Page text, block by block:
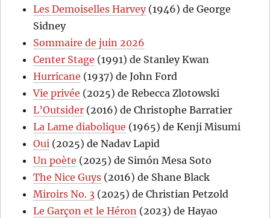
Les Demoiselles Harvey(1946) de George
Sidney
Sommaire de juin 2026
Center Stage (1991) de Stanley Kwan
Hurricane (1937) de John Ford
Vie privée (2025) de Rebecca Zlotowski
L’Outsider (2016) de Christophe Barratier
La Lame diabolique (1965) de Kenji Misumi
Oui (2025) de Nadav Lapid
Un poète (2025) de Simón Mesa Soto
The Nice Guys (2016) de Shane Black
Miroirs No. 3 (2025) de Christian Petzold
Le Garçon et le Héron (2023) de Hayao